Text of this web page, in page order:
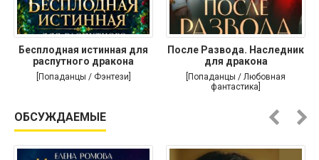
Бесплодная истинная для
распутного дракона
[Попаданцы / Фэнтези]
После Развода. Наследник
для дракона
[Попаданцы / Любовная
фантастика]
ОБСУЖДАЕМЫЕ